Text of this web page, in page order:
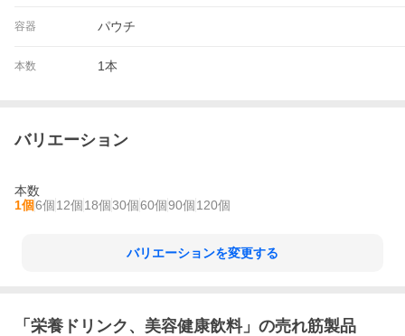
容器 パウチ
本数 1本
バリエーション
本数
1個6個12個18個30個60個90個120個
バリエーションを変更する
「 栄養ドリンク、美容健康飲料」の売れ筋製品